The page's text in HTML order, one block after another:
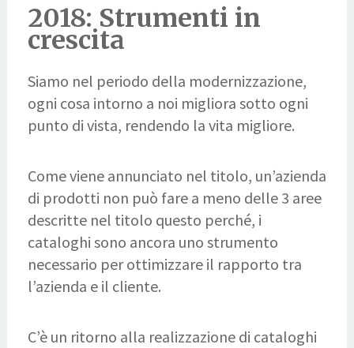
2018: Strumenti in
crescita
Siamo nel periodo della modernizzazione,
ogni cosa intorno a noi migliora sotto ogni
punto di vista, rendendo la vita migliore.
Come viene annunciato nel titolo, un’azienda
di prodotti non può fare a meno delle 3 aree
descritte nel titolo questo perché, i
cataloghi sono ancora uno strumento
necessario per ottimizzare il rapporto tra
l’azienda e il cliente.
C’è un ritorno alla realizzazione di cataloghi